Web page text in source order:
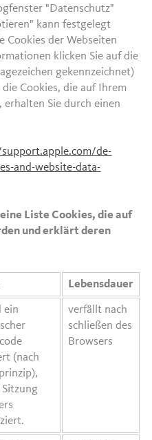
"Datenschutz"
kann festgelegt
Cookies der Webseiten
klicken Sie auf die
gekennzeichnet)
Cookies, die auf Ihrem
Sie durch einen
de-
and-website-data-
Liste Cookies, die auf
und erklärt deren
Lebensdauer
ein
(nach
verfällt nach
schließen des
Browsers